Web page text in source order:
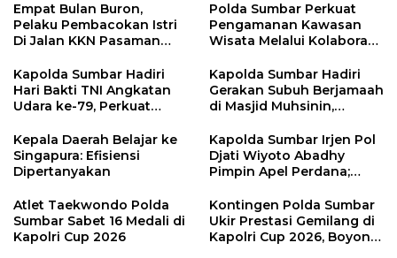
Empat Bulan Buron,
Pelaku Pembacokan Istri
Di Jalan KKN Pasaman
Personel Sat Reskrim Res
Pasbar Di Provinsi
Sumatera Utara
Polda Sumbar Perkuat
Pengamanan Kawasan
Wisata Melalui Kolaborasi
Kapolda Sumbar Hadiri
Hari Bakti TNI Angkatan
Udara ke-79, Perkuat
Kapolda Sumbar Hadiri
Gerakan Subuh Berjamaah
di Masjid Muhsinin,
“Ngopi Subuh”
Kepala Daerah Belajar ke
Singapura: Efisiensi
Dipertanyakan
Kapolda Sumbar Irjen Pol
Djati Wiyoto Abadhy
Pimpin Apel Perdana;
dengan Humanis
Atlet Taekwondo Polda
Sumbar Sabet 16 Medali di
Kapolri Cup 2026
Kontingen Polda Sumbar
Ukir Prestasi Gemilang di
Kapolri Cup 2026, Boyong